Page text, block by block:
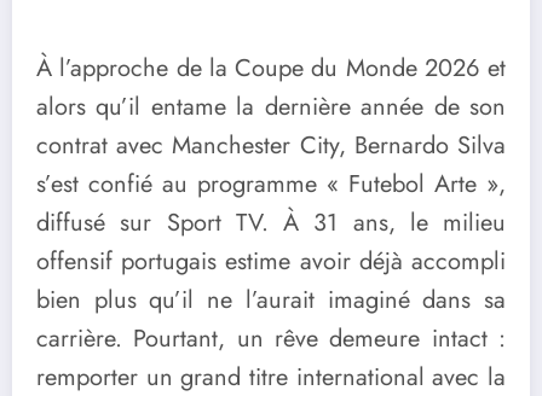
À l’approche de la Coupe du Monde 2026 et
alors qu’il entame la dernière année de son
contrat avec Manchester City, Bernardo Silva
s’est confié au programme « Futebol Arte »,
diffusé sur Sport TV. À 31 ans, le milieu
offensif portugais estime avoir déjà accompli
bien plus qu’il ne l’aurait imaginé dans sa
carrière. Pourtant, un rêve demeure intact :
remporter un grand titre international avec la